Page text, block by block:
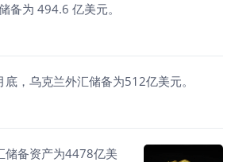
备为 494.6 亿美元。
，乌克兰外汇储备为512亿美元。
储备资产为4478亿美